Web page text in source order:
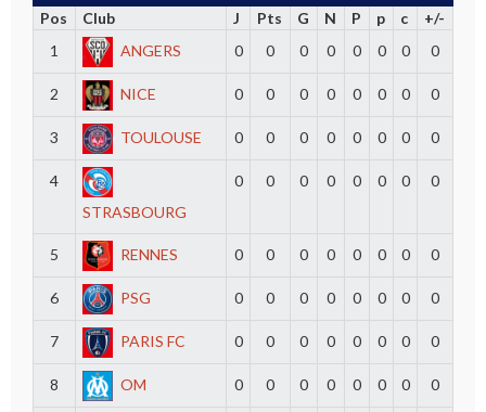
Pos Club J Pts G N P p c
+/-
1
ANGERS 0 0 0 0 0 0 0 0
2 NICE 0 0 0 0 0 0 0 0
3 TOULOUSE 0 0 0 0 0 0 0 0
4
STRASBOURG
0 0 0 0 0 0 0 0
5 RENNES 0 0 0 0 0 0 0 0
6 PSG 0 0 0 0 0 0 0 0
7 PARIS FC 0 0 0 0 0 0 0 0
8 OM 0 0 0 0 0 0 0 0